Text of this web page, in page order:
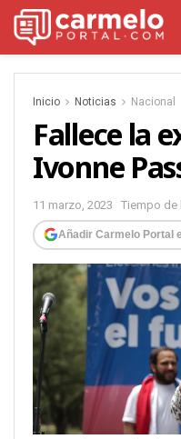
Inicio Noticias Nacional
Fallece la
Ivonne
11 marzo, 2023 Tiempo de
Añadir Carmelo Portal